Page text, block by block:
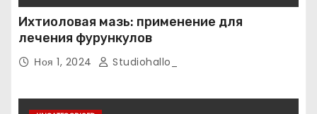
Ихтиоловая мазь: применение для
лечения фурункулов
Ноя 1, 2024 Studiohallo_